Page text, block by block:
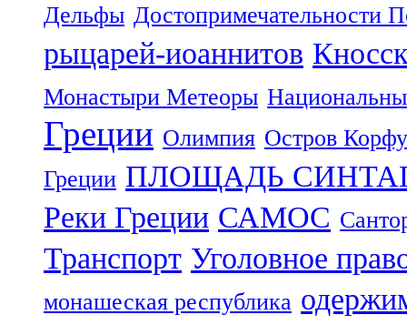
Дельфы Достопримечательности
рыцарей-иоаннитов
Монастыри Метеоры
Греции Олимпия Остров Корфу
Греции ПЛОЩАДЬ
Реки Греции САМОС
Транспорт Уголовное
монашеская республика